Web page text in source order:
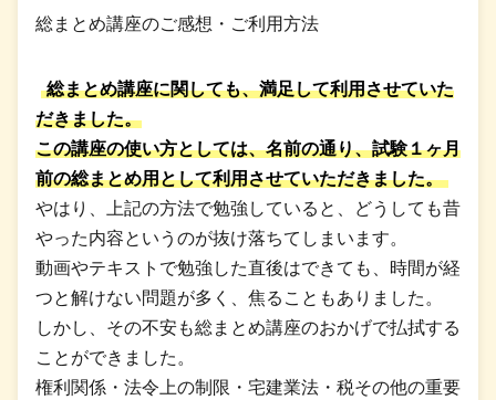
総まとめ講座のご感想・ご利用方法
総まとめ講座に関しても、満足して利用させていた
だきました。
この講座の使い方としては、名前の通り、試験１ヶ月
前の総まとめ用として利用させていただきました。
やはり、上記の方法で勉強していると、どうしても昔
やった内容というのが抜け落ちてしまいます。
動画やテキストで勉強した直後はできても、時間が経
つと解けない問題が多く、焦ることもありました。
しかし、その不安も総まとめ講座のおかげで払拭する
ことができました。
権利関係・法令上の制限・宅建業法・税その他の重要